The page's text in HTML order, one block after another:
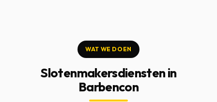
WAT WE DOEN
Slotenmakersdiensten in
Barbencon